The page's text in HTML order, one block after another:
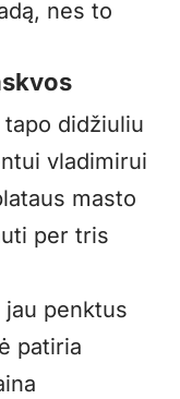
nes to
didžiuliu
vladimirui
masto
per tris
penktus
patiria